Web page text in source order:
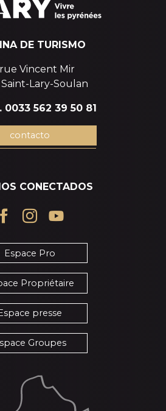
DE TURISMO
Vincent Mir
Saint-Lary-Soulan
0033 562 39 50 81
contacto
CONECTADOS
Espace Pro
Propriétaire
presse
Groupes